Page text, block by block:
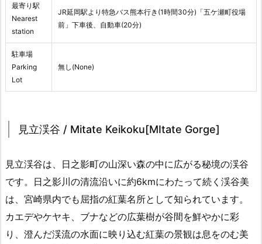
最寄り駅
Nearest
station
JR延岡駅より特急バス熊本行き(1時間30分)「五ケ瀬町役場
前」下車後、自動車(20分)
駐車場
Parking
Lot
無し(None)
見立渓谷 / Mitate Keikoku[MItate Gorge]
見立渓谷は、日之影町の山深い森の中に広がる秘境の渓谷
です。日之影川の清流沿いに約6kmにわたって続く渓谷美
は、宮崎県内でも屈指の紅葉名所として知られています。
カエデやケヤキ、ブナなどの広葉樹が谷間を鮮やかに彩
り、澄んだ渓流の水面に映り込む紅葉の景観は息をのむ美